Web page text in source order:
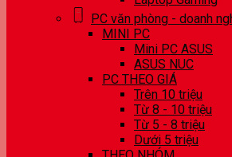
PC văn phòng - doanh
MINI PC
Mini PC ASUS
ASUS NUC
PC THEO GIÁ
Trên 10 triệu
Từ 8 - 10 triệu
Từ 5 - 8 triệu
Dưới 5 triệu